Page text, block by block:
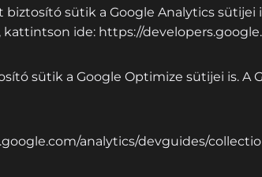
sütik a Google Analytics
kattintson ide: https://
sütik a Google Optimize sütijei is.
analytics/devguides/